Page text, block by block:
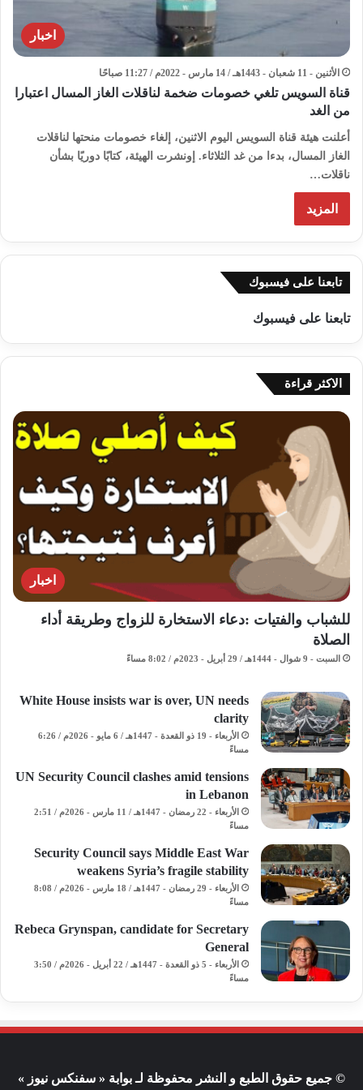
اخبار
الأثنين - 11 شعبان - 1443هـ / 14 مارس - 2022م / 11:27 صباحًا
قناة السويس تلغي خصومات ضخمة لناقلات الغاز المسال اعتبارا
من الغد
أعلنت هيئة قناة السويس اليوم الاثنين، إلغاء خصومات منحتها لناقلات
الغاز المسال، بدءا من غد الثلاثاء. إونشرت الهيئة، كتابًا دوريًا بشأن
ناقلات…
المزيد
تابعنا على فيسبوك
تابعنا على فيسبوك
الاكثر قراءة
اخبار
للشباب والفتيات :دعاء الاستخارة للزواج وطريقة أداء
الصلاة
السبت - 9 شوال - 1444هـ / 29 أبريل - 2023م / 8:02 مساءً
White House insists war is over, UN needs
clarity
الأربعاء - 19 ذو القعدة - 1447هـ / 6 مايو - 2026م / 6:26
مساءً
UN Security Council clashes amid tensions
in Lebanon
الأربعاء - 22 رمضان - 1447هـ / 11 مارس - 2026م / 2:51
مساءً
Security Council says Middle East War
weakens Syria’s fragile stability
الأربعاء - 29 رمضان - 1447هـ / 18 مارس - 2026م / 8:08
مساءً
Rebeca Grynspan, candidate for Secretary
General
الأربعاء - 5 ذو القعدة - 1447هـ / 22 أبريل - 2026م / 3:50
مساءً
© جميع حقوق الطبع و النشر محفوظة لـ بوابة « سفنكس نيوز »